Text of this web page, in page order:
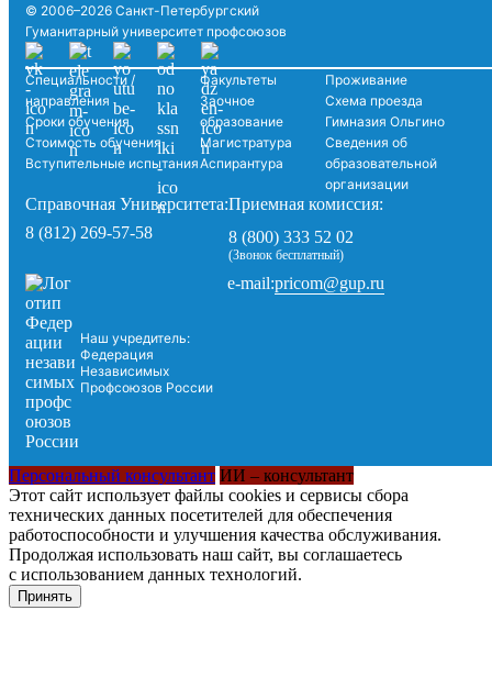
© 2006–2026 Санкт-Петербургский
Гуманитарный университет профсоюзов
Специальности /
направления
Сроки обучения
Стоимость обучения
Вступительные испытания
Факультеты
Заочное
образование
Магистратура
Аспирантура
Проживание
Схема проезда
Гимназия Ольгино
Сведения об
образовательной
организации
Справочная Университета:
8 (812) 269-57-58
Приемная комиссия:
8 (800) 333 52 02
(Звонок бесплатный)
Наш учредитель:
Федерация
Независимых
Профсоюзов России
e-mail:pricom@gup.ru
Персональный консультант ИИ – консультант
Этот сайт использует файлы cookies и сервисы сбора
технических данных посетителей для обеспечения
работоспособности и улучшения качества обслуживания.
Продолжая использовать наш сайт, вы соглашаетесь
с использованием данных технологий.
Принять